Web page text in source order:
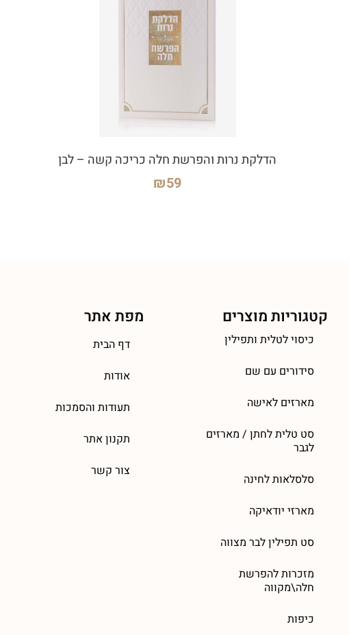
הדלקת נרות והפרשת חלה כריכה קשה – לבן
₪59
קטגוריות מוצרים
כיסוי לטלית ותפילין
סידורים עם שם
מארזים לאישה
סט טלית לחתן / מארזים
לגבר
סלסלאות לחינה
מארזי יודאיקה
סט תפילין לבר מצווה
מזכרות להפרשת
חלה\מקווה
כיפות
מפת אתר
דף הבית
אודות
תעודות והסמכות
תקנון אתר
צור קשר